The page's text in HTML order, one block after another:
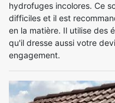
hydrofuges incolores. Ce
difficiles et il est
en la matière. Il utilise des
qu'il dresse aussi votre
engagement.